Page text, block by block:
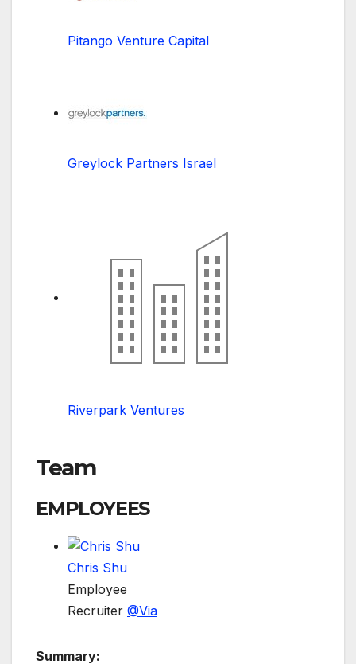
Pitango Venture Capital
Greylock Partners Israel
Riverpark Ventures
Team
EMPLOYEES
Chris Shu
Employee
Recruiter @Via
Summary: